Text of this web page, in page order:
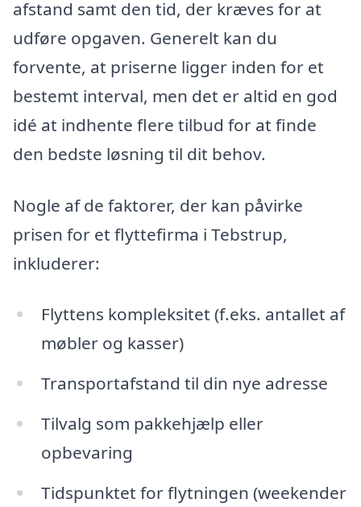
afstand samt den tid, der kræves for at
udføre opgaven. Generelt kan du
forvente, at priserne ligger inden for et
bestemt interval, men det er altid en god
idé at indhente flere tilbud for at finde
den bedste løsning til dit behov.
Nogle af de faktorer, der kan påvirke
prisen for et flyttefirma i Tebstrup,
inkluderer:
Flyttens kompleksitet (f.eks. antallet af
møbler og kasser)
Transportafstand til din nye adresse
Tilvalg som pakkehjælp eller
opbevaring
Tidspunktet for flytningen (weekender